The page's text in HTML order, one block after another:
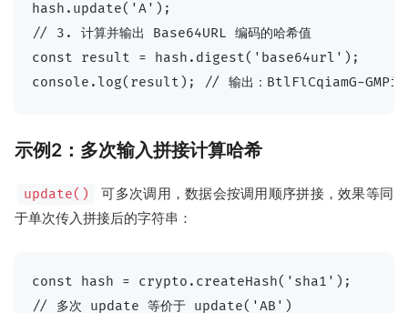
hash.update('A');
// 3. 计算并输出 Base64URL 编码的哈希值
const result = hash.digest('base64url');
示例2：多次输入拼接计算哈希
update()
可多次调用，数据会按调用顺序拼接，效果等同
于单次传入拼接后的字符串：
const hash = crypto.createHash('sha1');
// 多次 update 等价于 update('AB')